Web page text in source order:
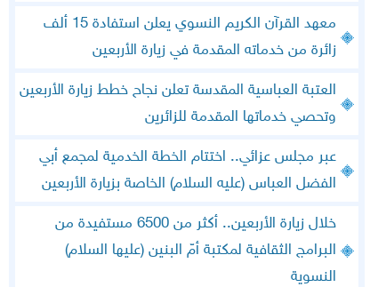
معهد القرآن الكريم النسوي يعلن استفادة 15 ألف
زائرة من خدماته المقدمة في زيارة الأربعين
العتبة العباسية المقدسة تعلن نجاح خطط زيارة الأربعين
وتحصي خدماتها المقدمة للزائرين
عبر مجلس عزائي.. اختتام الخطة الخدمية لمجمع أبي
الفضل العباس (عليه السلام) الخاصة بزيارة الأربعين
خلال زيارة الأربعين.. أكثر من 6500 مستفيدة من
البرامج الثقافية لمكتبة أمّ البنين (عليها السلام)
النسوية